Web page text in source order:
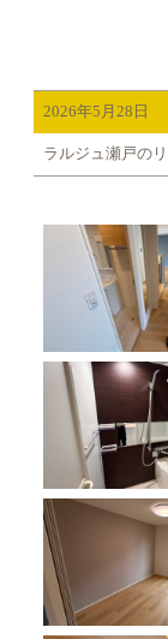
2026年5月28日
ラルジュ瀬戸の